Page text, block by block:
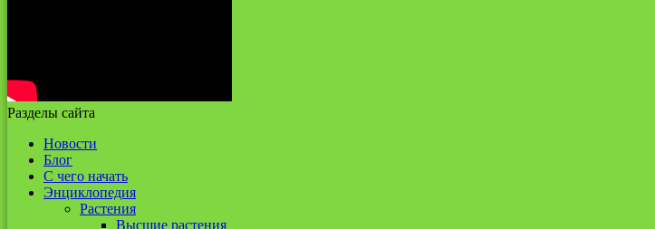
Разделы сайта
Новости
Блог
С чего начать
Энциклопедия
Растения
Высшие растения